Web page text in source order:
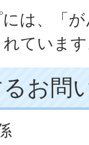
には、「
ていま
お問